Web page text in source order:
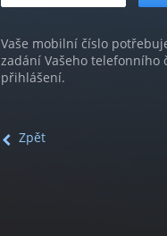
Vaše mobilní číslo
zadání Vašeho telefonního
přihlášení.
Zpět